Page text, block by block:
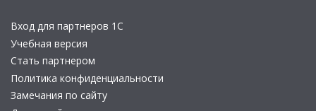
Вход для партнеров 1С
Учебная версия
Стать партнером
Политика конфиденциальности
Замечания по сайту